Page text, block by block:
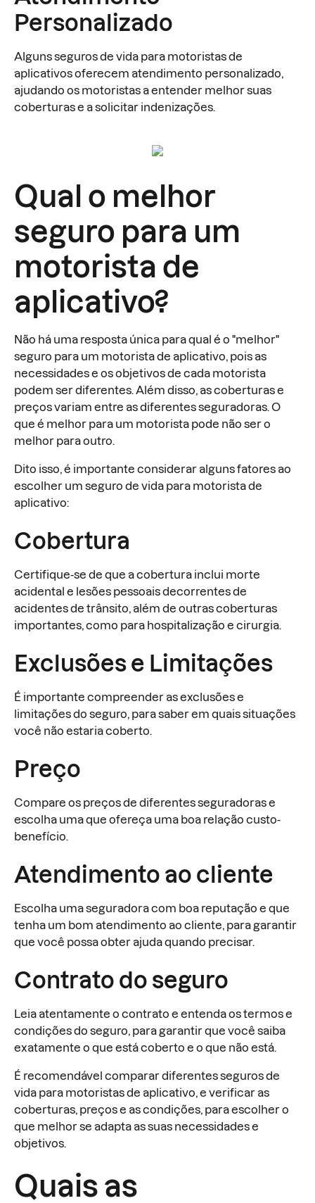
Personalizado
Alguns seguros de vida para motoristas de
aplicativos oferecem atendimento personalizado,
ajudando os motoristas a entender melhor suas
coberturas e a solicitar indenizações.
Qual o melhor
seguro para um
motorista de
aplicativo?
Não há uma resposta única para qual é o "melhor"
seguro para um motorista de aplicativo, pois as
necessidades e os objetivos de cada motorista
podem ser diferentes. Além disso, as coberturas e
preços variam entre as diferentes seguradoras. O
que é melhor para um motorista pode não ser o
melhor para outro.
Dito isso, é importante considerar alguns fatores ao
escolher um seguro de vida para motorista de
aplicativo:
Cobertura
Certifique-se de que a cobertura inclui morte
acidental e lesões pessoais decorrentes de
acidentes de trânsito, além de outras coberturas
importantes, como para hospitalização e cirurgia.
Exclusões e Limitações
É importante compreender as exclusões e
limitações do seguro, para saber em quais situações
você não estaria coberto.
Preço
Compare os preços de diferentes seguradoras e
escolha uma que ofereça uma boa relação custo-
benefício.
Atendimento ao cliente
Escolha uma seguradora com boa reputação e que
tenha um bom atendimento ao cliente, para garantir
que você possa obter ajuda quando precisar.
Contrato do seguro
Leia atentamente o contrato e entenda os termos e
condições do seguro, para garantir que você saiba
exatamente o que está coberto e o que não está.
É recomendável comparar diferentes seguros de
vida para motoristas de aplicativo, e verificar as
coberturas, preços e as condições, para escolher o
que melhor se adapta as suas necessidades e
objetivos.
Quais as